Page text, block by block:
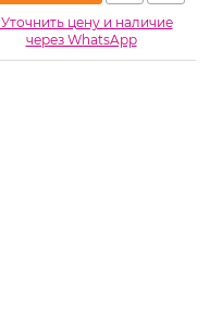
Уточнить цену и наличие
через WhatsApp